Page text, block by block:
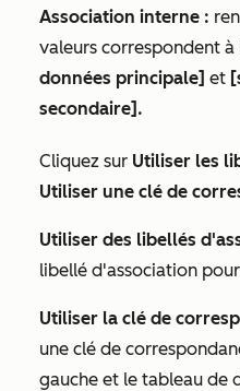
Association interne :
valeurs correspondent à
données principale] et
secondaire].
Cliquez sur Utiliser les
Utiliser une clé de
Utiliser des libellés
libellé d'association
Utiliser la clé de
une clé de
gauche et le tableau de